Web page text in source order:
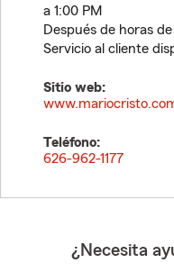
a 1:00 PM
Después de horas
Servicio al cliente
Sitio web:
Teléfono:
626-962-1177
¿Necesita